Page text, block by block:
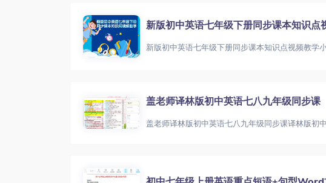
新版初中英语七年级下册同步课本知识点
新版初中英语七年级下册同步课本知识点视频教学
盖老师译林版初中英语七八九年级同步课